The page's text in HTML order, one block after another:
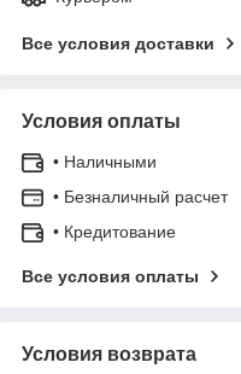
Все условия доставки
Условия оплаты
• Наличными
• Безналичный расчет
• Кредитование
Все условия оплаты
Условия возврата